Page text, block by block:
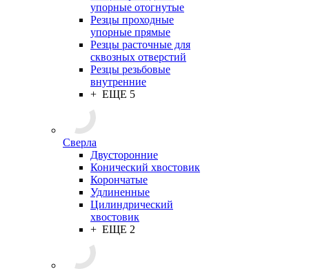
упорные отогнутые
Резцы проходные
упорные прямые
Резцы расточные для
сквозных отверстий
Резцы резьбовые
внутренние
+ ЕЩЕ 5
Сверла
Двусторонние
Конический хвостовик
Корончатые
Удлиненные
Цилиндрический
хвостовик
+ ЕЩЕ 2